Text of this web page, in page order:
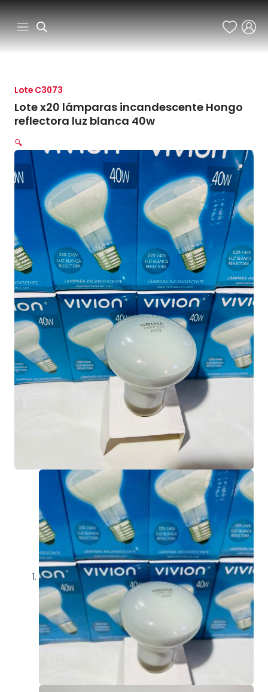
Ir
al
contenido
Lote C3073
Lote x20 lámparas incandescente Hongo
reflectora luz blanca 40w
🔍